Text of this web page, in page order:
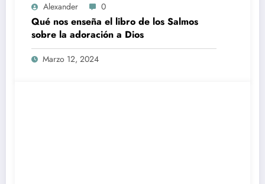
Alexander 0
Qué nos enseña el libro de los Salmos
sobre la adoración a Dios
Marzo 12, 2024